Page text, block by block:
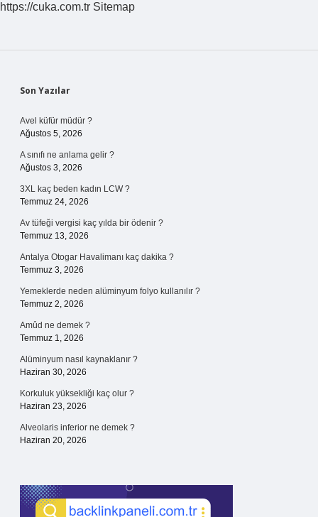
https://cuka.com.tr Sitemap
Sidebar
Son Yazılar
Avel küfür müdür ?
Ağustos 5, 2026
A sınıfı ne anlama gelir ?
Ağustos 3, 2026
3XL kaç beden kadın LCW ?
Temmuz 24, 2026
Av tüfeği vergisi kaç yılda bir ödenir ?
Temmuz 13, 2026
Antalya Otogar Havalimanı kaç dakika ?
Temmuz 3, 2026
Yemeklerde neden alüminyum folyo kullanılır ?
Temmuz 2, 2026
Amûd ne demek ?
Temmuz 1, 2026
Alüminyum nasıl kaynaklanır ?
Haziran 30, 2026
Korkuluk yüksekliği kaç olur ?
Haziran 23, 2026
Alveolaris inferior ne demek ?
Haziran 20, 2026